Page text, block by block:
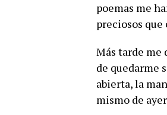
poemas me
preciosos
Más tarde me
de quedarme
abierta, la
mismo de